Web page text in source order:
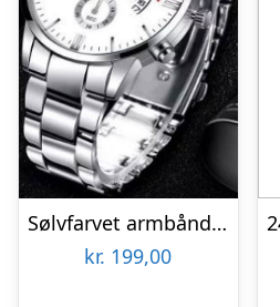
Sølvfarvet armbåndsur
kr. 199,00